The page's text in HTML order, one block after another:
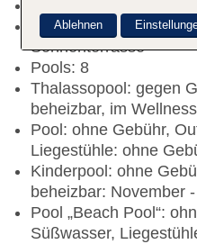
Gartenanlage,
Sonnenterrasse
Pools: 8
Thalassopool: gegen
beheizbar, im
Pool: ohne Gebühr,
Liegestühle: ohne
Kinderpool: ohne
beheizbar: November -
Pool „Beach Pool“:
Süßwasser,
Ablehnen